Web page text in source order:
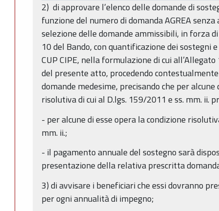
2) di approvare l’elenco delle domande di
funzione del numero di domanda AGREA
selezione delle domande ammissibili, in forza
10 del Bando, con quantificazione dei sostegni
CUP CIPE, nella formulazione di cui
del presente atto, procedendo
domande medesime, precisando che per
risolutiva di cui al D.lgs. 159/2011 e ss. mm. ii.
- per alcune di esse opera la condizione
mm. ii.;
- il pagamento annuale del sostegno sarà
presentazione della relativa prescritta
3) di avvisare i beneficiari che essi dovranno
per ogni annualità di impegno;